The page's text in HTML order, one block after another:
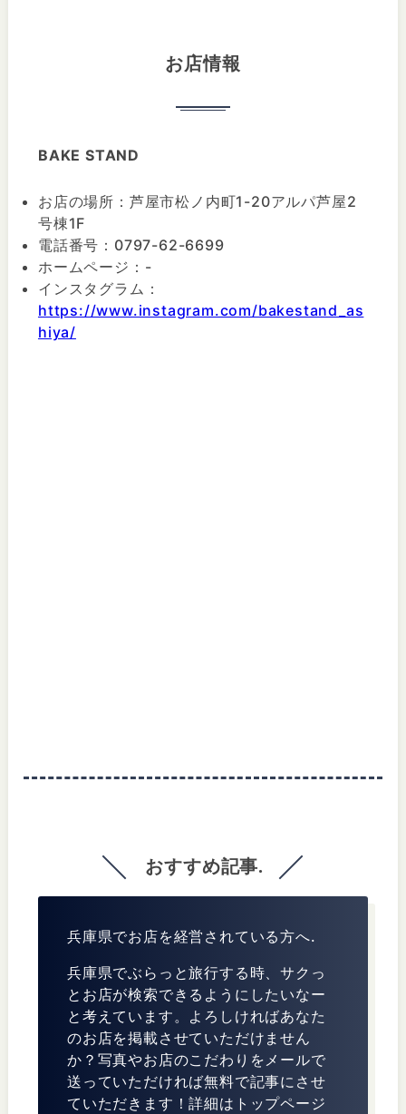
お店情報
BAKE STAND
お店の場所：芦屋市松ノ内町1-20アルパ芦屋2
号棟1F
電話番号：0797-62-6699
ホームページ：-
インスタグラム：
https://www.instagram.com/bakestand_as
hiya/
おすすめ記事.
兵庫県でお店を経営されている方へ.
兵庫県でぶらっと旅行する時、サクっ
とお店が検索できるようにしたいなー
と考えています。よろしければあなた
のお店を掲載させていただけません
か？写真やお店のこだわりをメールで
送っていただければ無料で記事にさせ
ていただきます！詳細はトップページ